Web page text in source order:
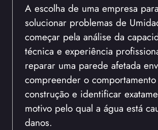
A escolha de uma empresa para
solucionar problemas de
começar pela análise da
técnica e experiência
reparar uma parede afetada
compreender o
construção e identificar
motivo pelo qual a água está
danos.